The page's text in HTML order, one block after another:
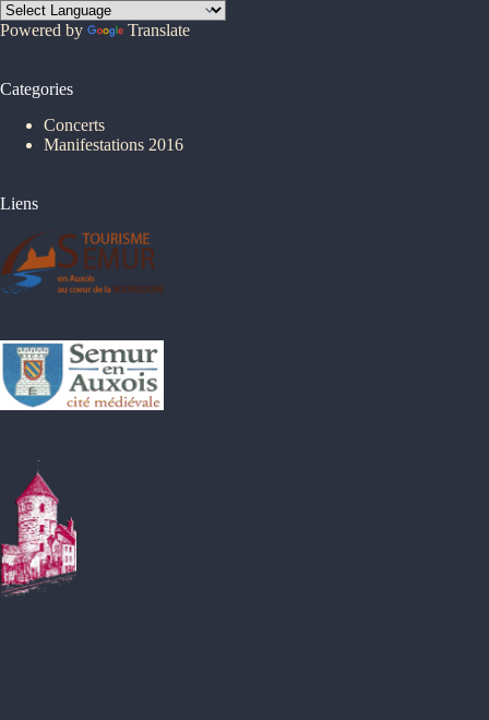
Powered by Translate
Categories
Concerts
Manifestations 2016
Liens